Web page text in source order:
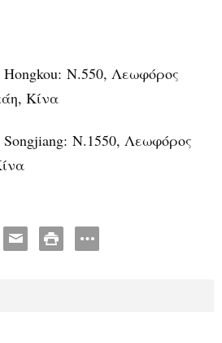
Hongkou: N.550, Λεωφόρος
Κίνα
Songjiang: Ν.1550, Λεωφόρος